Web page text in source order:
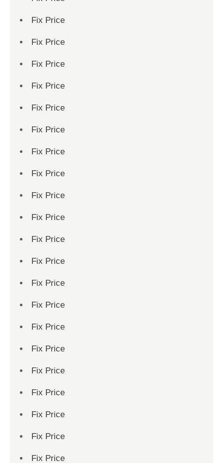
Fix Price
Fix Price
Fix Price
Fix Price
Fix Price
Fix Price
Fix Price
Fix Price
Fix Price
Fix Price
Fix Price
Fix Price
Fix Price
Fix Price
Fix Price
Fix Price
Fix Price
Fix Price
Fix Price
Fix Price
Fix Price